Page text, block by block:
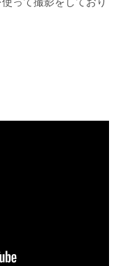
って撮影をしており